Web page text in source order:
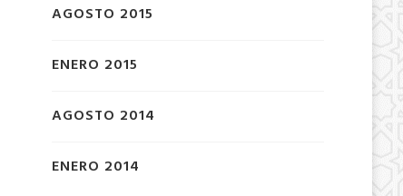
AGOSTO 2015
ENERO 2015
AGOSTO 2014
ENERO 2014